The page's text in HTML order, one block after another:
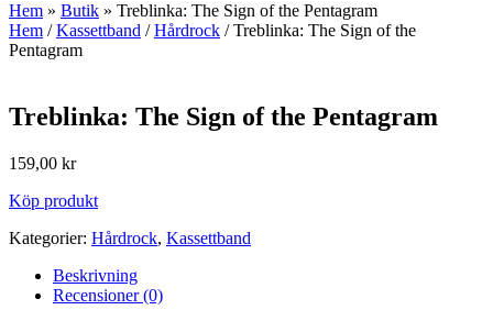
Hem » Butik » Treblinka: The Sign of the Pentagram
Hem /Kassettband /Hårdrock / Treblinka: The Sign of the
Pentagram
Treblinka: The Sign of the Pentagram
159,00 kr
Köp produkt
Kategorier: Hårdrock, Kassettband
Beskrivning
Recensioner (0)